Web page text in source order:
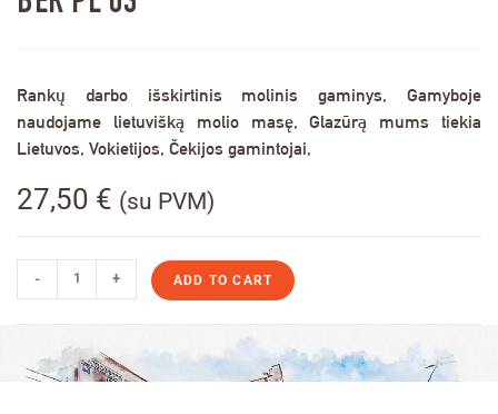
Rankų darbo išskirtinis molinis gaminys, Gamyboje
naudojame lietuvišką molio masę, Glazūrą mums tiekia
Lietuvos, Vokietijos, Čekijos gamintojai,
27,50 € (su PVM)
- + ADD TO CART